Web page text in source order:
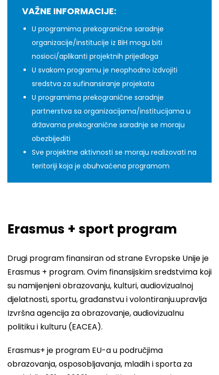
VAŽNE INFORMACIJE:
U programima prekogranične saradnje
organizacije/institucije iz BiH mogu biti
nosioci/aplikanti projektnih prijedloga
U svakom programu je neophodno izdvojiti
sredstva za sufinansiranje projekata
U programima prekogranične saradnje
partnerstva sa organizacijama/institucijama u
državama prekogranične saradnje se moraju
obezbijediti
Sve projektne aktivnosti se moraju realizovati na
teritoriji koja je obuhvaćena programom
Erasmus + sport program
Drugi program finansiran od strane Evropske Unije je
Erasmus + program. Ovim finansijskim sredstvima koji
su namijenjeni obrazovanju, kulturi, audiovizualnoj
djelatnosti, sportu, građanstvu i volontiranju.upravlja
Izvršna agencija za obrazovanje, audiovizualnu
politiku i kulturu (EACEA).
Erasmus+ je program EU-a u područjima
obrazovanja, osposobljavanja, mladih i sporta za